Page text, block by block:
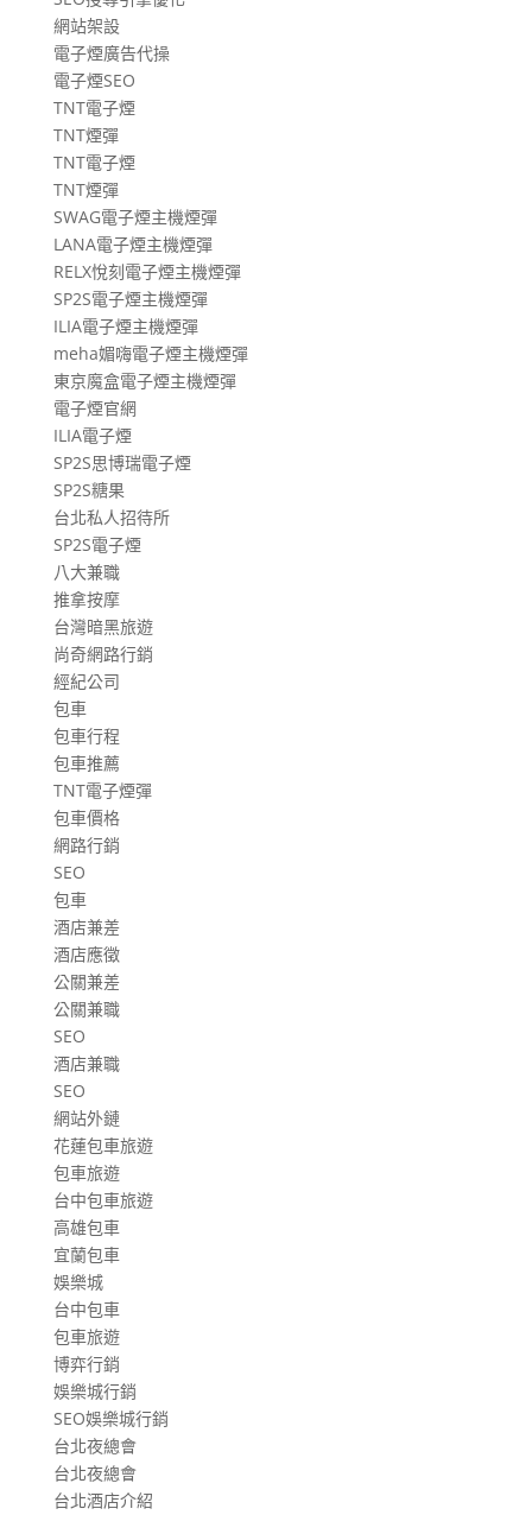
網站架設
電子煙廣告代操
電子煙SEO
TNT電子煙
TNT煙彈
TNT電子煙
TNT煙彈
SWAG電子煙主機煙彈
LANA電子煙主機煙彈
RELX悅刻電子煙主機煙彈
SP2S電子煙主機煙彈
ILIA電子煙主機煙彈
meha媚嗨電子煙主機煙彈
東京魔盒電子煙主機煙彈
電子煙官網
ILIA電子煙
SP2S思博瑞電子煙
SP2S糖果
台北私人招待所
SP2S電子煙
八大兼職
推拿按摩
台灣暗黑旅遊
尚奇網路行銷
經紀公司
包車
包車行程
包車推薦
TNT電子煙彈
包車價格
網路行銷
SEO
包車
酒店兼差
酒店應徵
公關兼差
公關兼職
SEO
酒店兼職
SEO
網站外鏈
花蓮包車旅遊
包車旅遊
台中包車旅遊
高雄包車
宜蘭包車
娛樂城
台中包車
包車旅遊
博弈行銷
娛樂城行銷
SEO娛樂城行銷
台北夜總會
台北夜總會
台北酒店介紹